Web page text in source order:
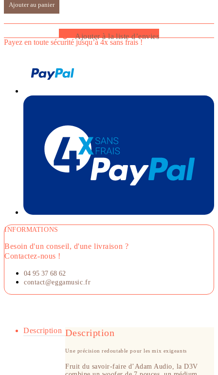
Ajouter au panier
Ajouter à la liste d’envies
Payez en toute sécurité jusqu’à 4x sans frais !
INFORMATIONS
Besoin d'un conseil, d'une livraison ?
Contactez-nous !
04 95 37 68 62
contact@eggamusic.fr
Description Description
Une précision redoutable pour les mix exigeants
Fruit du savoir-faire d’Adam Audio, la D3V